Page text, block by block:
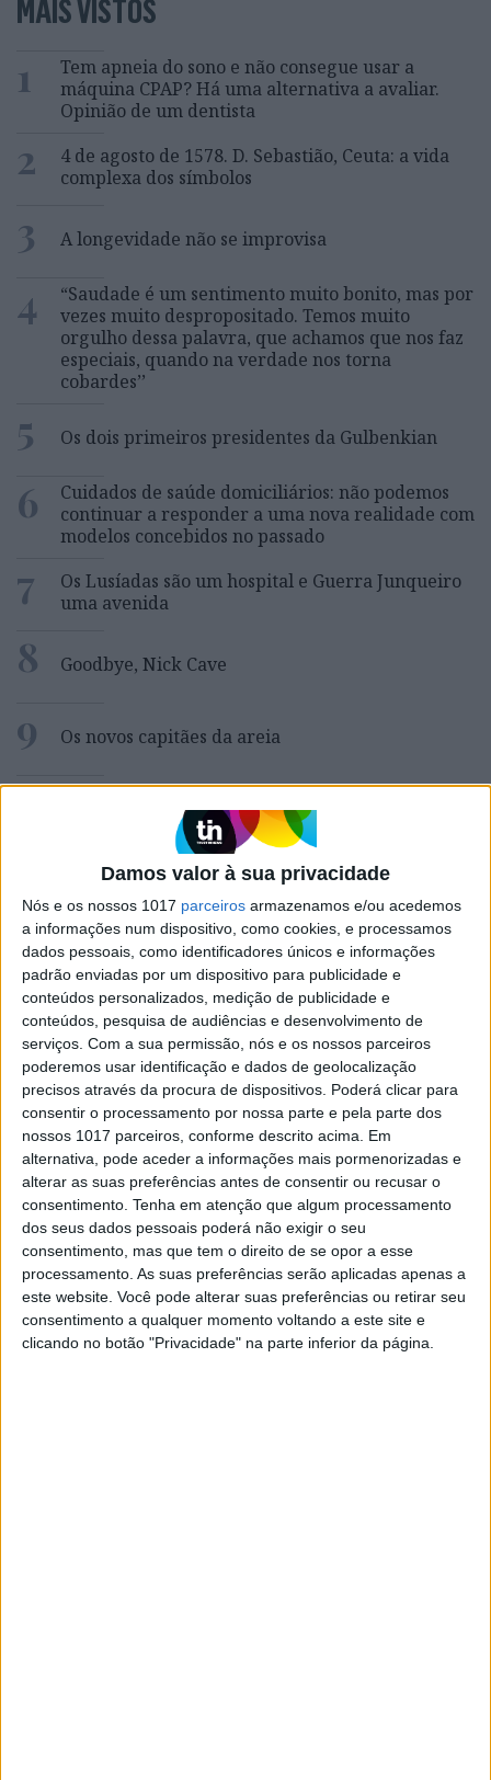
Damos valor à sua privacidade
Nós e os nossos 1017 parceiros armazenamos e/ou acedemos
a informações num dispositivo, como cookies, e processamos
dados pessoais, como identificadores únicos e informações
padrão enviadas por um dispositivo para publicidade e
conteúdos personalizados, medição de publicidade e
conteúdos, pesquisa de audiências e desenvolvimento de
serviços. Com a sua permissão, nós e os nossos parceiros
poderemos usar identificação e dados de geolocalização
precisos através da procura de dispositivos. Poderá clicar para
consentir o processamento por nossa parte e pela parte dos
nossos 1017 parceiros, conforme descrito acima. Em
alternativa, pode aceder a informações mais pormenorizadas e
alterar as suas preferências antes de consentir ou recusar o
consentimento. Tenha em atenção que algum processamento
dos seus dados pessoais poderá não exigir o seu
consentimento, mas que tem o direito de se opor a esse
processamento. As suas preferências serão aplicadas apenas a
este website. Você pode alterar suas preferências ou retirar seu
consentimento a qualquer momento voltando a este site e
clicando no botão "Privacidade" na parte inferior da página.
MAIS VISTOS
1
Tem apneia do sono e não consegue usar a
máquina CPAP? Há uma alternativa a avaliar.
Opinião de um dentista
2
4 de agosto de 1578. D. Sebastião, Ceuta: a vida
complexa dos símbolos
3 A longevidade não se improvisa
4
“Saudade é um sentimento muito bonito, mas por
vezes muito despropositado. Temos muito
orgulho dessa palavra, que achamos que nos faz
especiais, quando na verdade nos torna
cobardes’’
5 Os dois primeiros presidentes da Gulbenkian
6
Cuidados de saúde domiciliários: não podemos
continuar a responder a uma nova realidade com
modelos concebidos no passado
7
Os Lusíadas são um hospital e Guerra Junqueiro
uma avenida
8 Goodbye, Nick Cave
9 Os novos capitães da areia
10Wangiri: a fraude que começa mesmo antes de
atender uma chamada de um número
desconhecido
MAIS NA VISÃO
SOCIEDADE EXCLUSIVO
A resistência do País rural: Outras
lutas em curso, além do Barrosso